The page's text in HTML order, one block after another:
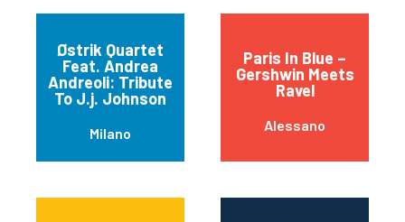
Østrik Quartet
Feat. Andrea
Andreoli: Tribute
To J.j. Johnson
Milano
Paris In Blue –
Gershwin Meets
Ravel
Alessano